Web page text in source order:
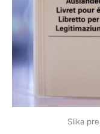
Slika